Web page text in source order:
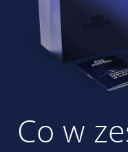
Co w